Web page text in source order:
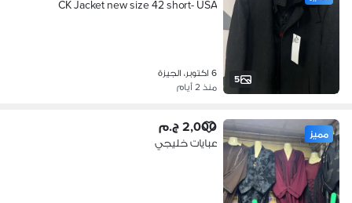
5
CK Jacket new size 42 short- USA
6 اكتوبر، الجيزة
منذ 2 أيام
مميز 2,000 ج.م
عبايات خليجي